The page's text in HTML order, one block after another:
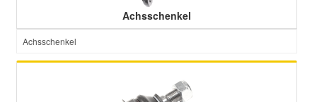
Achsschenkel
Achsschenkel
Toyota Ersatzteile